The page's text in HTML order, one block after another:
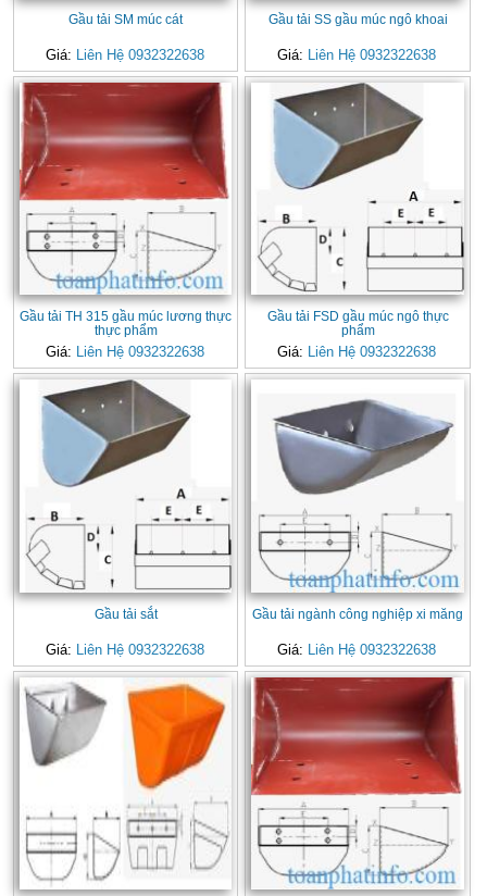
Gầu tải SM múc cát
Giá: Liên Hệ 0932322638
Gầu tải SS gầu múc ngô khoai
Giá: Liên Hệ 0932322638
Gầu tải TH 315 gầu múc lương thực
thực phẩm
Giá: Liên Hệ 0932322638
Gầu tải FSD gầu múc ngô thực
phẩm
Giá: Liên Hệ 0932322638
Gầu tải sắt
Giá: Liên Hệ 0932322638
Gầu tải ngành công nghiệp xi măng
Giá: Liên Hệ 0932322638